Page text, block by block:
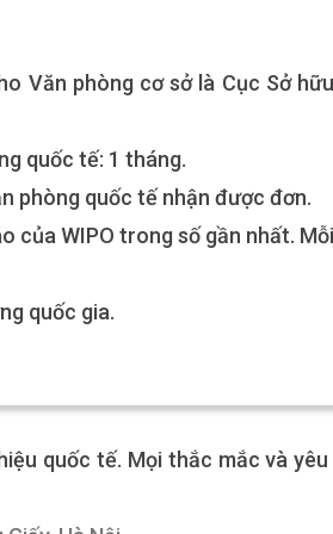
Văn phòng cơ sở là Cục Sở hữu
quốc tế: 1 tháng.
phòng quốc tế nhận được đơn.
của WIPO trong số gần nhất. Mỗi
quốc gia.
quốc tế. Mọi thắc mắc và yêu